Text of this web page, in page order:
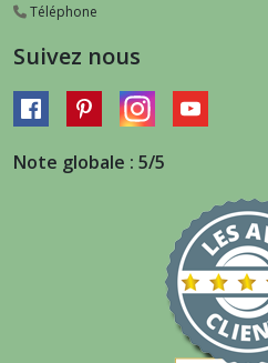
Téléphone
Suivez nous
Note globale : 5/5